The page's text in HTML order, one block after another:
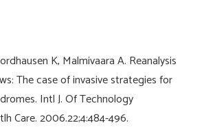
K, Malmivaara A. Reanalysis
The case of invasive strategies for
Intl J. Of Technology
Care. 2006.22;4:484-496.